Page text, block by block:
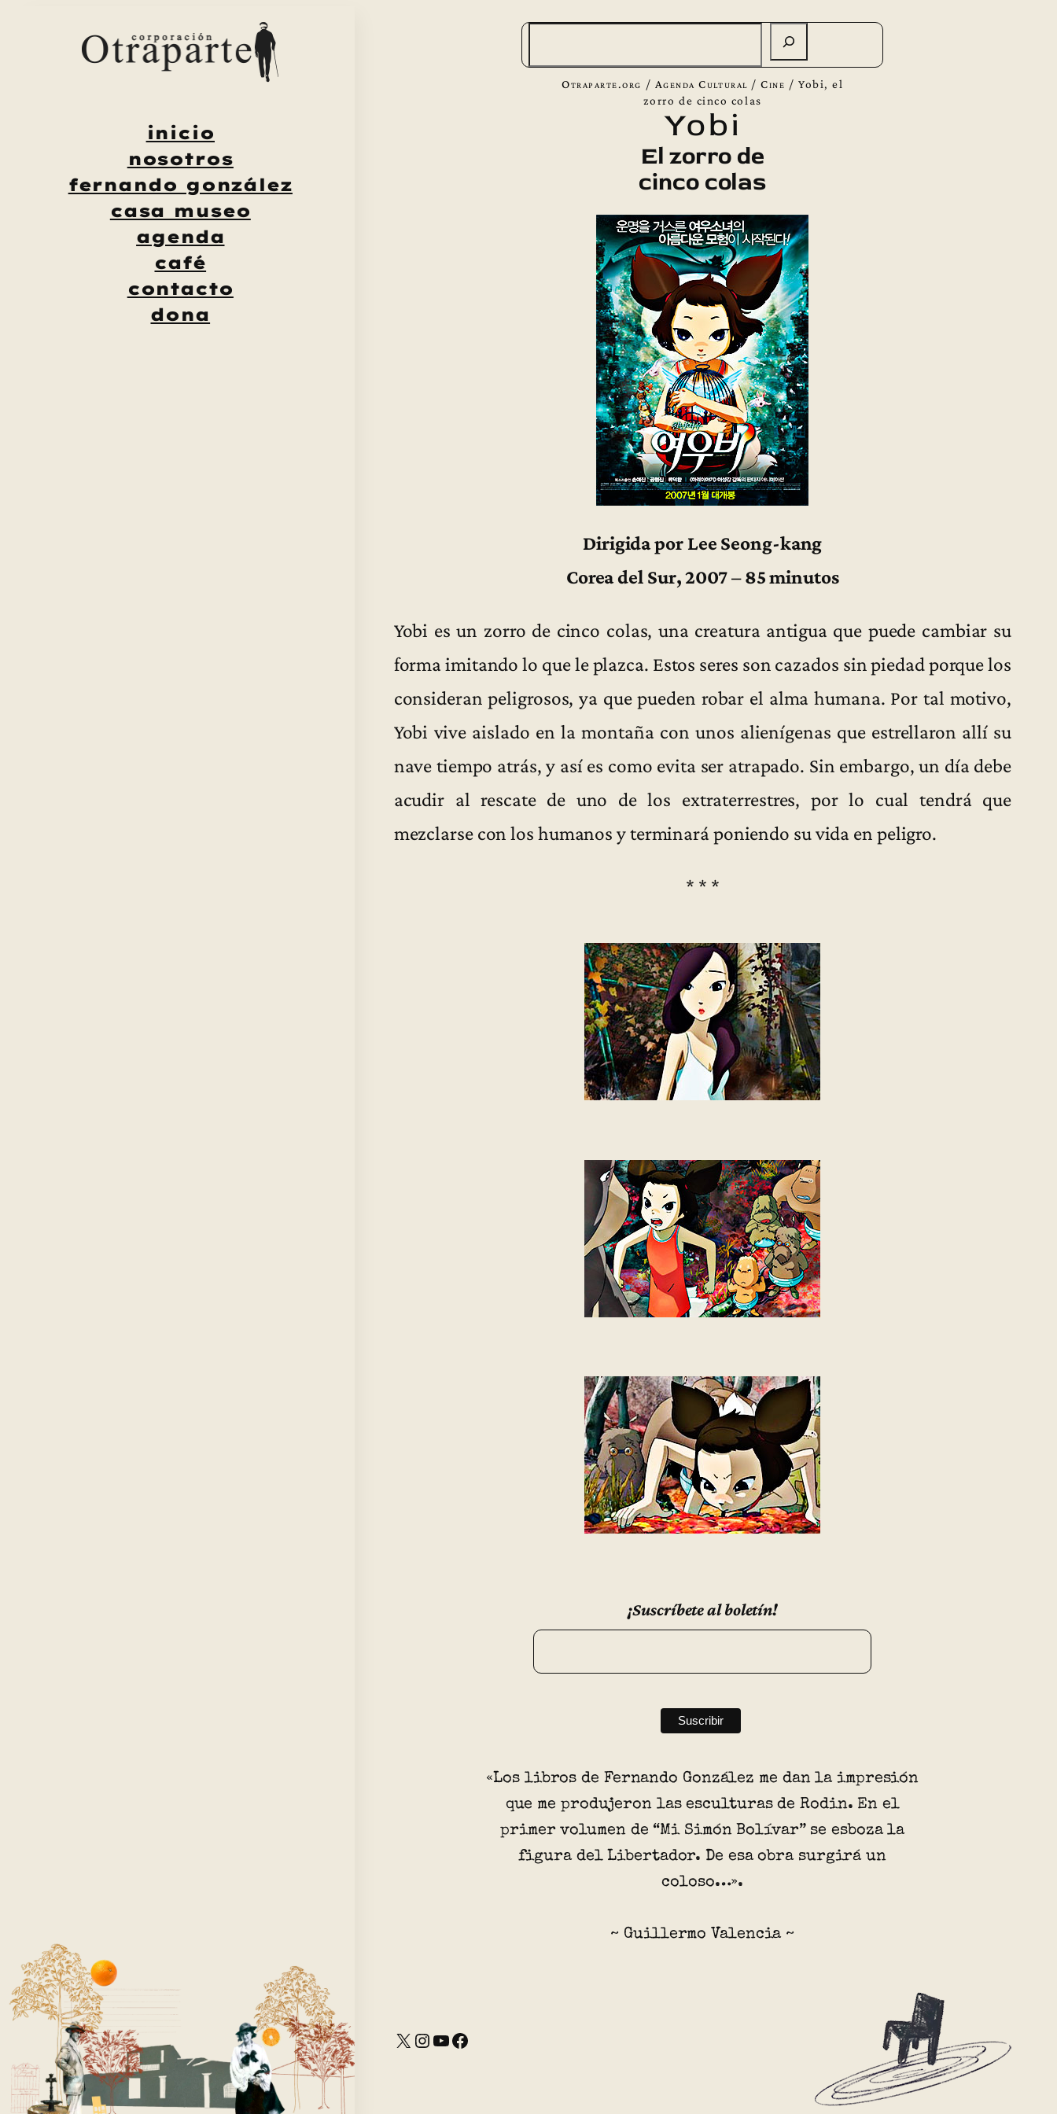
inicio
nosotros
fernando gonzález
casa museo
agenda
café
contacto
dona
Otraparte.org / Agenda Cultural /Cine /Yobi, el
zorro de cinco colas
Yobi
El zorro de
cinco colas
Dirigida por Lee Seong-kang
Corea del Sur, 2007 – 85 minutos
Yobi es un zorro de cinco colas, una creatura antigua que puede cambiar su
forma imitando lo que le plazca. Estos seres son cazados sin piedad porque los
consideran peligrosos, ya que pueden robar el alma humana. Por tal motivo,
Yobi vive aislado en la montaña con unos alienígenas que estrellaron allí su
nave tiempo atrás, y así es como evita ser atrapado. Sin embargo, un día debe
acudir al rescate de uno de los extraterrestres, por lo cual tendrá que
mezclarse con los humanos y terminará poniendo su vida en peligro.
* * *
¡Suscríbete al boletín!
«Los libros de Fernando González me dan la impresión
que me produjeron las esculturas de Rodin. En el
primer volumen de “Mi Simón Bolívar” se esboza la
figura del Libertador. De esa obra surgirá un
coloso…».
~ Guillermo Valencia ~
X Instagram YouTube Facebook